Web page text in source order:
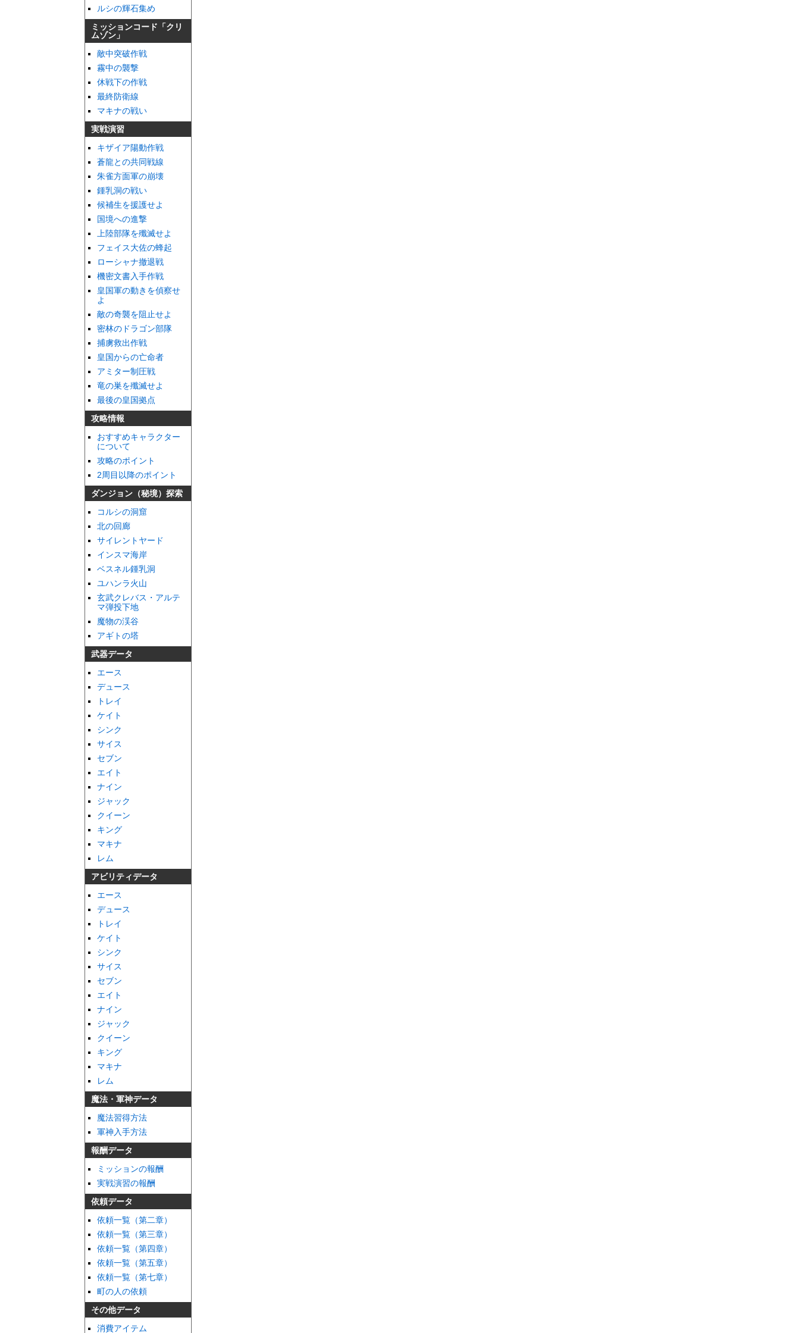
ルシの輝石集め
ミッションコード「クリ
ムゾン」
敵中突破作戦
霧中の襲撃
休戦下の作戦
最終防衛線
マキナの戦い
実戦演習
キザイア陽動作戦
蒼龍との共同戦線
朱雀方面軍の崩壊
鍾乳洞の戦い
候補生を援護せよ
国境への進撃
上陸部隊を殲滅せよ
フェイス大佐の蜂起
ローシャナ撤退戦
機密文書入手作戦
皇国軍の動きを偵察せ
よ
敵の奇襲を阻止せよ
密林のドラゴン部隊
捕虜救出作戦
皇国からの亡命者
アミター制圧戦
竜の巣を殲滅せよ
最後の皇国拠点
攻略情報
おすすめキャラクター
について
攻略のポイント
2周目以降のポイント
ダンジョン（秘境）探索
コルシの洞窟
北の回廊
サイレントヤード
インスマ海岸
ベスネル鍾乳洞
ユハンラ火山
玄武クレバス・アルテ
マ弾投下地
魔物の渓谷
アギトの塔
武器データ
エース
デュース
トレイ
ケイト
シンク
サイス
セブン
エイト
ナイン
ジャック
クイーン
キング
マキナ
レム
アビリティデータ
エース
デュース
トレイ
ケイト
シンク
サイス
セブン
エイト
ナイン
ジャック
クイーン
キング
マキナ
レム
魔法・軍神データ
魔法習得方法
軍神入手方法
報酬データ
ミッションの報酬
実戦演習の報酬
依頼データ
依頼一覧（第二章）
依頼一覧（第三章）
依頼一覧（第四章）
依頼一覧（第五章）
依頼一覧（第七章）
町の人の依頼
その他データ
消費アイテム